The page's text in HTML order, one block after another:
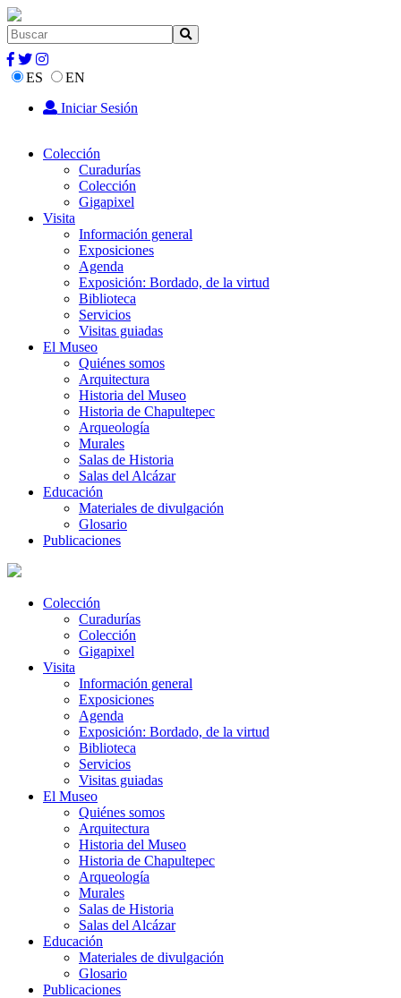
ES
EN
Iniciar Sesión
Colección
Curadurías
Colección
Gigapixel
Visita
Información general
Exposiciones
Agenda
Exposición: Bordado, de la virtud
Biblioteca
Servicios
Visitas guiadas
El Museo
Quiénes somos
Arquitectura
Historia del Museo
Historia de Chapultepec
Arqueología
Murales
Salas de Historia
Salas del Alcázar
Educación
Materiales de divulgación
Glosario
Publicaciones
Colección
Curadurías
Colección
Gigapixel
Visita
Información general
Exposiciones
Agenda
Exposición: Bordado, de la virtud
Biblioteca
Servicios
Visitas guiadas
El Museo
Quiénes somos
Arquitectura
Historia del Museo
Historia de Chapultepec
Arqueología
Murales
Salas de Historia
Salas del Alcázar
Educación
Materiales de divulgación
Glosario
Publicaciones